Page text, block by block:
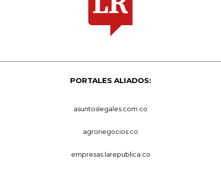
PORTALES ALIADOS:
asuntoslegales.com.co
agronegocios.co
empresas.larepublica.co